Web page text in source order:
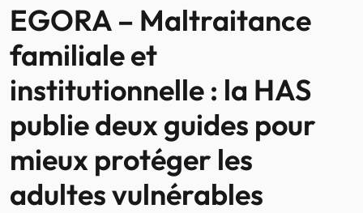
EGORA – Maltraitance
familiale et
institutionnelle : la HAS
publie deux guides pour
mieux protéger les
adultes vulnérables